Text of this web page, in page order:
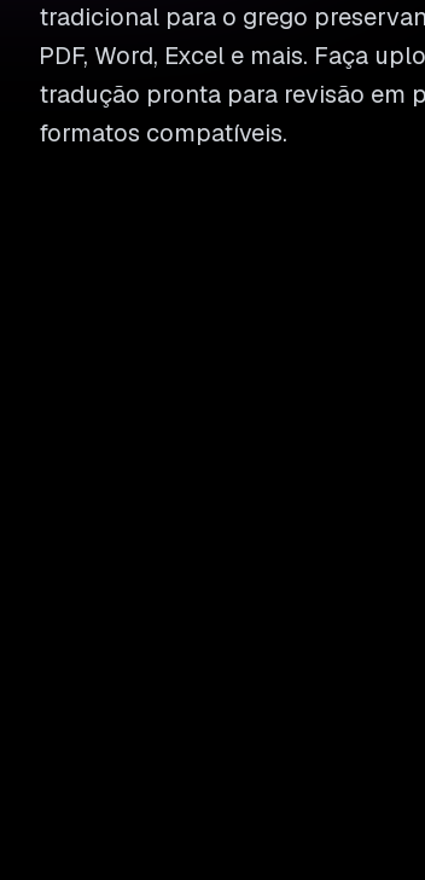
tradicional para o grego
PDF, Word, Excel e mais. Faça
tradução pronta para revisão em
formatos compatíveis.